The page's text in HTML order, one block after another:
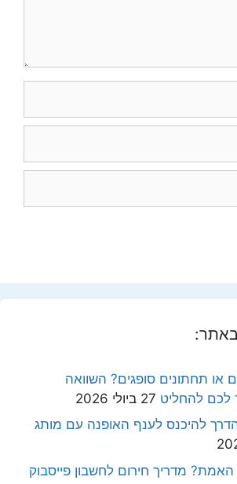
או תחתונים סופגים? השוואה
לכם להחליט 27 ביולי 2026
הדרך להיכנס לענף האופנה עם מותג
מדריך חירום לחשבון פייסבוק